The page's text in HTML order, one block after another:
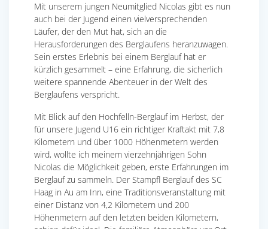
Mit unserem jungen Neumitglied Nicolas gibt es nun
auch bei der Jugend einen vielversprechenden
Läufer, der den Mut hat, sich an die
Herausforderungen des Berglaufens heranzuwagen.
Sein erstes Erlebnis bei einem Berglauf hat er
kürzlich gesammelt – eine Erfahrung, die sicherlich
weitere spannende Abenteuer in der Welt des
Berglaufens verspricht.
Mit Blick auf den Hochfelln-Berglauf im Herbst, der
für unsere Jugend U16 ein richtiger Kraftakt mit 7,8
Kilometern und über 1000 Höhenmetern werden
wird, wollte ich meinem vierzehnjährigen Sohn
Nicolas die Möglichkeit geben, erste Erfahrungen im
Berglauf zu sammeln. Der Stampfl Berglauf des SC
Haag in Au am Inn, eine Traditionsveranstaltung mit
einer Distanz von 4,2 Kilometern und 200
Höhenmetern auf den letzten beiden Kilometern,